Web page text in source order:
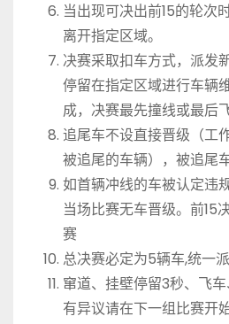
当出现可决出前15的轮次
离开指定区域。
决赛采取扣车方式，派发
停留在指定区域进行车辆
成，决赛最先撞线或最后
追尾车不设直接晋级（工
被追尾的车辆），被追尾
如首辆冲线的车被认定违
当场比赛无车晋级。前15
赛
总决赛必定为5辆车,统一
窜道、挂壁停留3秒、飞
有异议请在下一组比赛开